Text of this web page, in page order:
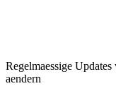
Regelmaessige
aendern